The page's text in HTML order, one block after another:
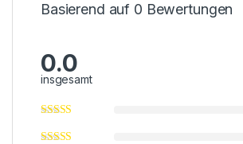
Basierend auf 0 Bewertungen
0.0
insgesamt